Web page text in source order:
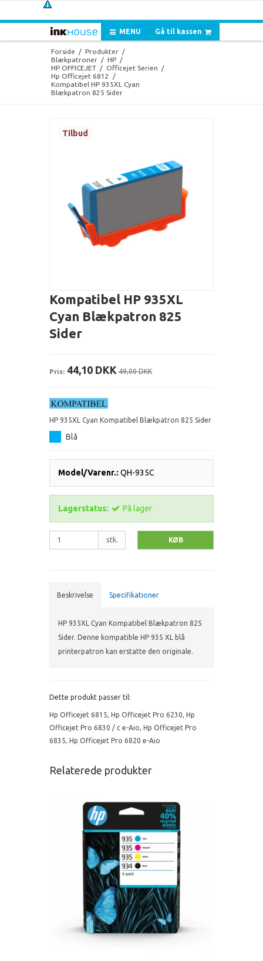
Gå til kassen
MENU
Forside / Produkter /
Blækpatroner / HP /
HP OFFICEJET / Officejet Serien
/
Hp Officejet 6812
/
Kompatibel HP 935XL Cyan
Blækpatron 825 Sider
Tilbud
Kompatibel HP 935XL
Cyan Blækpatron 825
Sider
Pris: 44,10 DKK 49,00 DKK
HP 935XL Cyan Kompatibel Blækpatron 825 Sider
Blå
Model/Varenr.: QH-935C
Lagerstatus: På lager
stk. KØB
Beskrivelse Specifikationer
HP 935XL Cyan Kompatibel Blækpatron 825
Sider. Denne kompatible HP 935 XL blå
printerpatron kan erstatte den originale.
Dette produkt passer til:
Hp Officejet 6815, Hp Officejet Pro 6230, Hp
Officejet Pro 6830 / c e-Aio, Hp Officejet Pro
6835, Hp Officejet Pro 6820 e-Aio
Relaterede produkter